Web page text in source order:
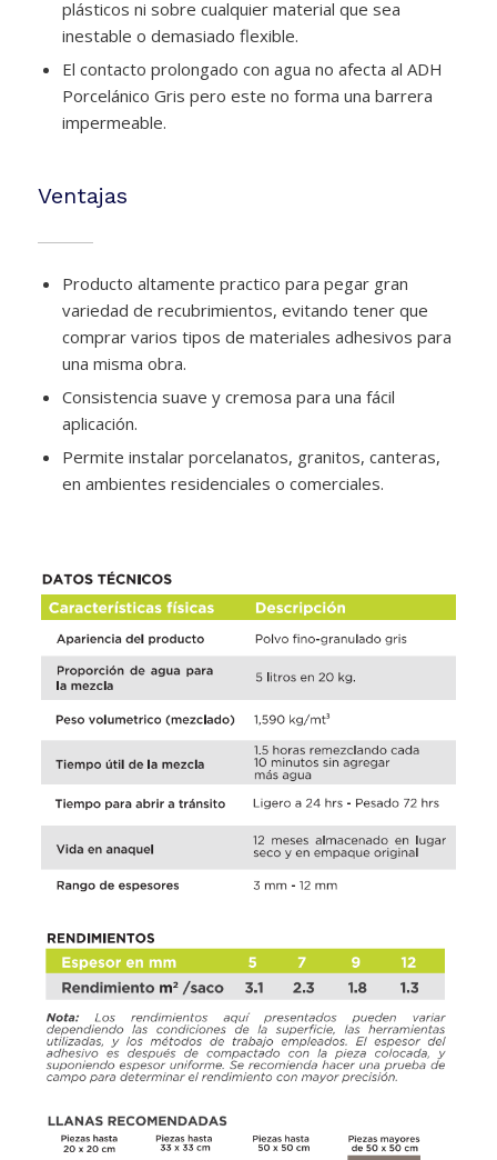
plásticos ni sobre cualquier material que sea
inestable o demasiado flexible.
El contacto prolongado con agua no afecta al ADH
Porcelánico Gris pero este no forma una barrera
impermeable.
Ventajas
Producto altamente practico para pegar gran
variedad de recubrimientos, evitando tener que
comprar varios tipos de materiales adhesivos para
una misma obra.
Consistencia suave y cremosa para una fácil
aplicación.
Permite instalar porcelanatos, granitos, canteras,
en ambientes residenciales o comerciales.